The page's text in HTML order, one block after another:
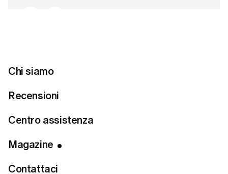
Chi siamo
Recensioni
Centro assistenza
Magazine
Contattaci
semplice e divertente.
Look casual per l'ufficio